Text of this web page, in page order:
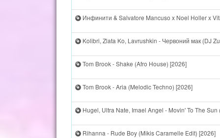
Инфинити & Salvatore Mancuso x Noel Holler x
Kolibri, Zlata Ko, Lavrushkin - Червоний мак (DJ
Tom Brook - Shake (Afro House) [2026]
Tom Brook - Aria (Melodic Techno) [2026]
Hugel, Ultra Nate, Imael Angel - Movin' To The
Rihanna - Rude Boy (Mikis Caramelle Edit) [2026]